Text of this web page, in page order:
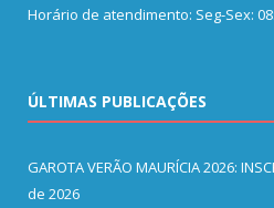
Horário de atendimento: Seg-Sex:
ÚLTIMAS PUBLICAÇÕES
GAROTA VERÃO MAURÍCIA 2026:
de 2026